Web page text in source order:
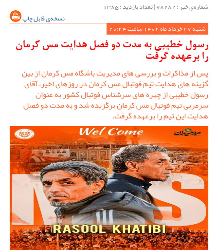
شماره‌ی خبر : ‌78282 | تعداد بازدید : 1385
نسخه‌ی قابل چاپ
شنبه 27 خرداد ماه 1402 ساعت 20:34
رسول خطیبی به مدت دو فصل هدایت مس کرمان
را برعهده گرفت
پس از مذاکرات و بررسی های مدیریت باشگاه مس کرمان از بین
گزینه های هدایت تیم فوتبال مس کرمان در روزهای اخیر، آقای
رسول خطیبی از چهره های سرشناس فوتبال کشور به عنوان
سرمربی تیم فوتبال مس کرمان برگزیده شد و به مدت دو فصل
هدایت این تیم را برعهده گرفت.